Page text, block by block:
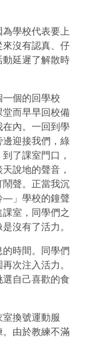
學校代表要上
沒有認真、仔
延遲了解散時
個的回學校
堂而早早回校備
內。一回到學
迎接我們，綠
了課室門口，
說地的聲音，
鬧聲。正當我沉
—」學校的鐘聲
室，同學們之
沒有了活力。
時間。同學們
次注入活力。
自己喜歡的食
換號運動服
由於教練不滿